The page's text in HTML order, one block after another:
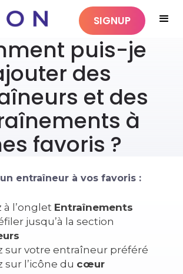
SIGNUP
puis-je
des
et des
à
favoris ?
entraîneur à vos favoris :
à l’onglet Entraînements
jusqu’à la section
sur votre entraîneur préféré
sur l’icône du cœur